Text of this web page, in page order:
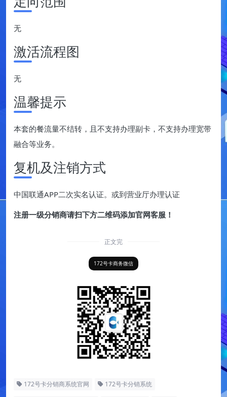
无
激活流程图
无
温馨提示
本套的餐流量不结转，且不支持办理副卡，不支持办理宽带
融合等业务。
复机及注销方式
中国联通APP二次实名认证。或到营业厅办理认证
注册一级分销商请扫下方二维码添加官网客服！
正文完
172号卡商务微信
172号卡分销商系统官网 172号卡分销系统